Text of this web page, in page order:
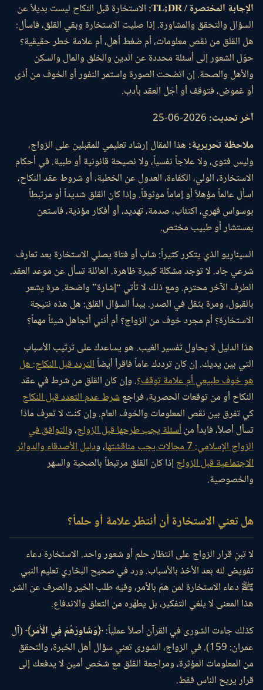
الإجابة المختصرة / TL;DR:
الاستخارة قبل النكاح ليست بديلاً عن
السؤال والتحقق والمشاورة. إذا صليت الاستخارة وبقي القلق، فاسأل:
هل القلق من نقص معلومات، أم ضغط أهل، أم علامة خطر حقيقية؟
حوّل الشعور إلى أسئلة محددة عن الدين والخلق والمال والسكن
والأهل والصحة. إن اتضحت الصورة واستمر النفور أو الخوف من أذى
أو غموض، فتوقف أو أجّل العقد بأدب.
آخر تحديث:
ملاحظة تحريرية: هذا المقال إرشاد تعليمي للمقبلين على الزواج،
وليس فتوى، ولا علاجاً نفسياً، ولا نصيحة قانونية أو طبية. في أحكام
الاستخارة، الولي، الكفاءة، العدول عن الخطبة، أو شروط عقد النكاح،
اسأل عالماً مؤهلاً أو إماماً موثوقاً. وإذا كان القلق شديداً أو مرتبطاً
بوسواس قهري، اكتئاب، صدمة، تهديد، أو أفكار مؤذية، فاستعن
بمستشار أو طبيب مختص.
السيناريو الذي يتكرر كثيراً: شاب أو فتاة يصلي الاستخارة بعد تعارف
شرعي جاد. لا توجد مشكلة كبيرة ظاهرة. العائلة تسأل عن موعد العقد.
الطرف الآخر محترم. ومع ذلك لا تأتي “إشارة” واضحة. مرة يشعر
بالقبول، ومرة بثقل في الصدر. يبدأ السؤال القلق: هل هذه نتيجة
الاستخارة؟ أم مجرد خوف من الزواج؟ أم أنني أتجاهل شيئاً مهماً؟
هذا الدليل لا يحاول تفسير الغيب. هو يساعدك على ترتيب الأسباب
التي بين يديك. إن كان ترددك عاماً فاقرأ أيضاًالتردد قبل النكاح: هل
هو خوف طبيعي أم علامة توقف؟. وإن كان القلق من شرط في عقد
النكاح أو من توقعات الحصرية، فراجعشرط عدم التعدد قبل النكاح
كي تفرق بين نقص المعلومات والخوف العام. وإن كنت لا تعرف ماذا
تسأل أصلاً، فابدأ منأسئلة يجب طرحها قبل الزواج، والتوافق في
الزواج الإسلامي: 7 مجالات يجب مناقشتها
، ودليل الأصدقاء والدوائر
الاجتماعية قبل الزواجإذا كان القلق مرتبطاً بالصحبة والسهر
والخصوصية.
هل تعني الاستخارة أن أنتظر علامة أو حلماً؟
لا تبنِ قرار الزواج على انتظار حلم أو شعور واحد. الاستخارة دعاء
تفويض لله بعد الأخذ بالأسباب. ورد في صحيح البخاري تعليم النبي
ﷺ دعاء الاستخارة لمن همّ بالأمر، وفيه طلب الخير والصرف عن الشر.
هذا المعنى لا يلغي التفكير، بل يطهّره من التعلق والاندفاع.
كذلك جاءت الشورى في القرآن أصلاً عملياً:﴿وَشَاوِرْهُمْ فِي الْأَمْرِ﴾(آل
عمران: 159). في الزواج، الشورى تعني سؤال أهل الخبرة، والتحقق
من المعلومات المؤثرة، ومراجعة القلق مع شخص أمين لا يدفعك إلى
قرار يريح الناس فقط.